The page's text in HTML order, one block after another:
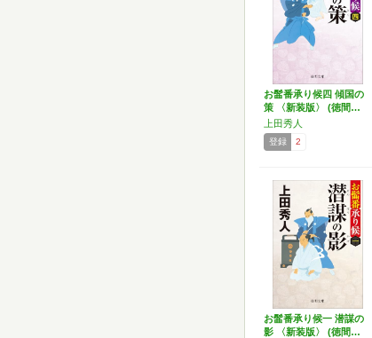
お髷番承り候四 傾国の
策 〈新装版〉 (徳間…
上田秀人
登録 2
お髷番承り候一 潜謀の
影 〈新装版〉 (徳間…